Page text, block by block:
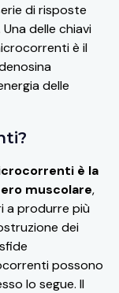
di risposte
Una delle chiavi
è il
delle
è la
muscolare,
a produrre più
dei
possono
lo segue. Il